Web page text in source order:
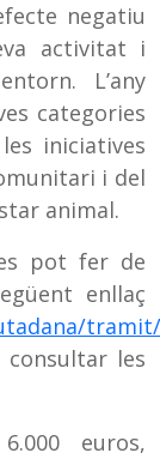
negatiu
activitat i
L’any
categories
iniciatives
i del
animal.
pot fer de
enllaç
consultar les
euros,